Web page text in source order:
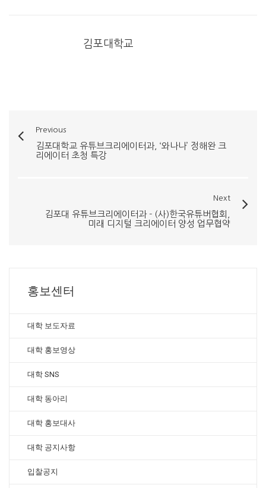
김포대학교
Previous
김포대학교 유튜브크리에이터과, ‘와나나’ 정해완 크
리에이터 초청 특강
Next
김포대 유튜브크리에이터과 - (사)한국유튜버협회,
미래 디지털 크리에이터 양성 업무협약
홍보센터
대학 보도자료
대학 홍보영상
대학 SNS
대학 동아리
대학 홍보대사
대학 공지사항
입찰공지